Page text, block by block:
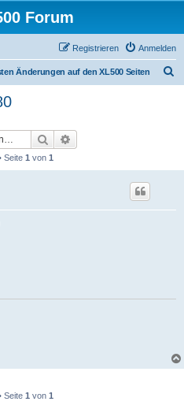
Forum
Anmelden
Registrieren
Änderungen auf den XL500 Seiten
Suche
Seite 1 von 1
Seite 1 von 1